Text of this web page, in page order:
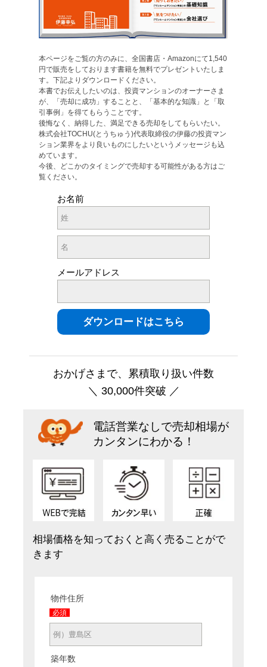
本ページをご覧の方のみに、全国書店・Amazonにて1,540
円で販売をしております書籍を無料でプレゼントいたしま
す。下記よりダウンロードください。
本書でお伝えしたいのは、投資マンションのオーナーさま
が、「売却に成功」することと、「基本的な知識」と「取
引事例」を得てもらうことです。
後悔なく、納得した、満足できる売却をしてもらいたい。
株式会社TOCHU(とうちゅう)代表取締役の伊藤の投資マン
ション業界をより良いものにしたいというメッセージも込
めています。
今後、どこかのタイミングで売却する可能性がある方はご
覧ください。
お名前
メールアドレス
おかげさまで、累積取り扱い件数
＼ 30,000件突破 ／
電話営業なしで売却相場が
カンタンにわかる！
相場価格を知っておくと高く売ることがで
きます
物件住所
必須
築年数